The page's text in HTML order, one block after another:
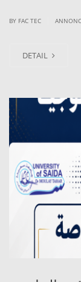
BY FAC TEC
DETAIL